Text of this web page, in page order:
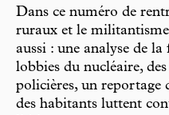
Dans ce numéro de
ruraux et le
aussi : une analyse de
lobbies du nucléaire,
policières, un reportage
des habitants luttent